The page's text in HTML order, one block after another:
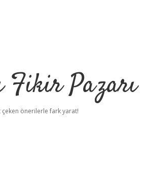
Fikir Pazarı
çeken önerilerle fark yarat!